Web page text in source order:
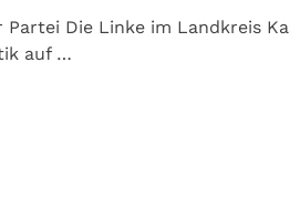
Die Linke im Landkreis
auf …